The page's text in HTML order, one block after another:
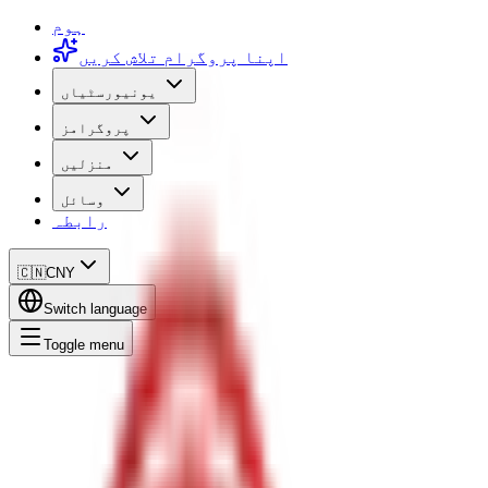
ہوم
اپنا پروگرام تلاش کریں
یونیورسٹیاں
پروگرامز
منزلیں
وسائل
رابطہ
🇨🇳CNY
Switch language
Toggle menu